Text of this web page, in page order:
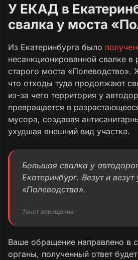
У ЕКАД в
свалка у моста
Из Екатеринбурга было
несанкционированной свалке
старого моста «Полеводство».
что отходы туда продолжают
из-за чего территория у
превращается в
мусора, создавая
ухудшая внешний вид участка.
Большая свалка у
Екатеринбург. Везут и
«Полеводство».
Текст обращения
Ваше обращение направлено в
органы, полученный ответ